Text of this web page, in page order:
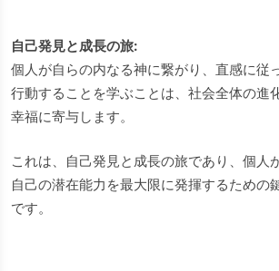
自己発見と成長の旅:
個人が自らの内なる神に繋がり、直感に従
行動することを学ぶことは、社会全体の進
幸福に寄与します。
これは、自己発見と成長の旅であり、個人
自己の潜在能力を最大限に発揮するための
です。